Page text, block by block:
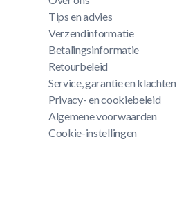
Tips en advies
Verzendinformatie
Betalingsinformatie
Retourbeleid
Service, garantie en klachten
Privacy- en cookiebeleid
Algemene voorwaarden
Cookie-instellingen